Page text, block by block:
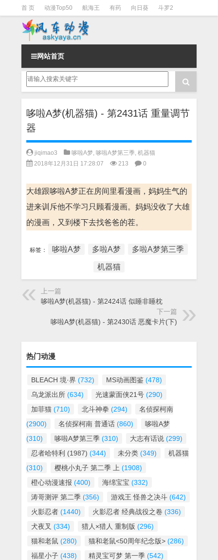
首 页 动漫Top50 航海王 有药 向日葵 斗罗2
斗罗3 火影 一拳超人
网站首页
哆啦A梦(机器猫) - 第2431话 重量调节
器
jiqimao3 哆啦A梦, 哆啦A梦第三季, 机器猫
2018年12月31日 17:28:07
213 0
大雄跟哆啦A梦正在房间里看漫画，妈妈生气的
进来训斥他不学习只顾看漫画。妈妈没收了大雄
的漫画，又到楼下去找爸爸的茬。
标签： 哆啦A梦 多啦A梦 多啦A梦第三季
机器猫
上一篇
哆啦A梦(机器猫) - 第2424话 似睡非睡枕
下一篇
哆啦A梦(机器猫) - 第2430话 恶魔卡片(下)
热门动漫
BLEACH 境·界 (732) MS动画图鉴 (478)
乌龙派出所 (634) 光速蒙面侠21号 (290)
加菲猫 (710) 北斗神拳 (294)
名侦探柯南
(2900)
名侦探柯南 普通话 (860)
哆啦A梦
(310)
哆啦A梦第三季 (310) 大志有话说 (299)
忍者哈特利 (1987) (344) 未分类 (349)
机器猫
(310)
樱桃小丸子 第二季 上 (1908)
橙心动漫速报 (400) 海绵宝宝 (332)
涛哥测评 第二季 (356) 游戏王 怪兽之决斗 (642)
火影忍者 (1440) 火影忍者 经典战役之卷 (336)
犬夜叉 (334) 猎人×猎人 重制版 (296)
猫和老鼠 (280) 猫和老鼠<50周年纪念版> (286)
福星小子 (438) 精灵宝可梦 第一季 (542)